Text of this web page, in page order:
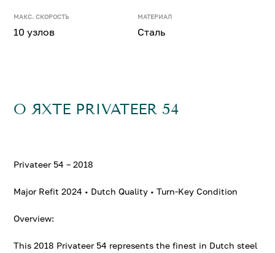
МАКС. СКОРОСТЬ
10 узлов
МАТЕРИАЛ
Сталь
О ЯХТЕ PRIVATEER 54
Privateer 54 – 2018
Major Refit 2024 • Dutch Quality • Turn-Key Condition
Overview:
This 2018 Privateer 54 represents the finest in Dutch steel